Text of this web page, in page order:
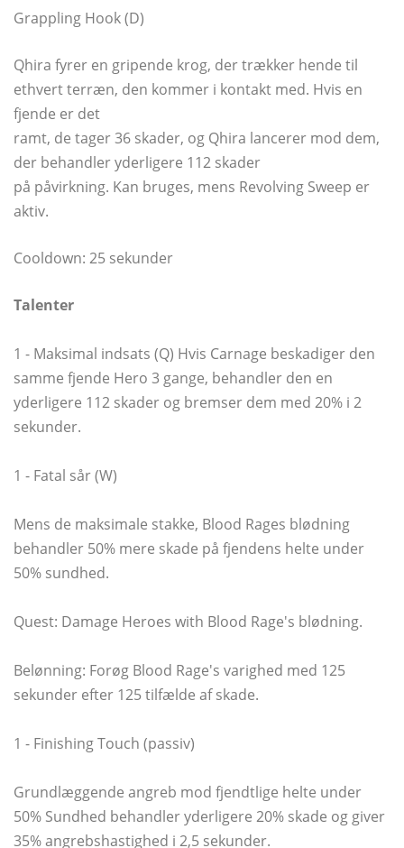
Grappling Hook (D)
Qhira fyrer en gripende krog, der trækker hende til
ethvert terræn, den kommer i kontakt med. Hvis en
fjende er det
ramt, de tager 36 skader, og Qhira lancerer mod dem,
der behandler yderligere 112 skader
på påvirkning. Kan bruges, mens Revolving Sweep er
aktiv.
Cooldown: 25 sekunder
Talenter
1 - Maksimal indsats (Q) Hvis Carnage beskadiger den
samme fjende Hero 3 gange, behandler den en
yderligere 112 skader og bremser dem med 20% i 2
sekunder.
1 - Fatal sår (W)
Mens de maksimale stakke, Blood Rages blødning
behandler 50% mere skade på fjendens helte under
50% sundhed.
Quest: Damage Heroes with Blood Rage's blødning.
Belønning: Forøg Blood Rage's varighed med 125
sekunder efter 125 tilfælde af skade.
1 - Finishing Touch (passiv)
Grundlæggende angreb mod fjendtlige helte under
50% Sundhed behandler yderligere 20% skade og giver
35% angrebshastighed i 2,5 sekunder.